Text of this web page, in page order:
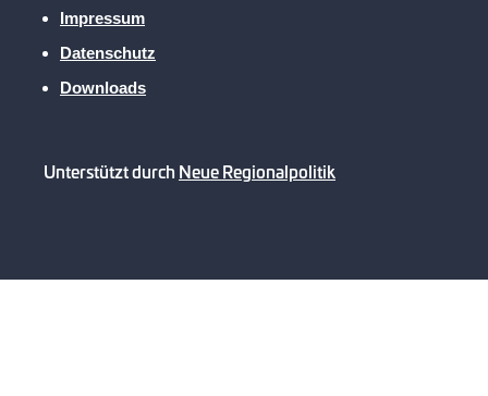
Impressum
Datenschutz
Downloads
Unterstützt durch Neue Regionalpolitik